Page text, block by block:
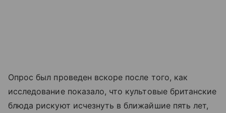
Опрос был проведен вскоре после того, как
исследование показало, что культовые британские
блюда рискуют исчезнуть в ближайшие пять лет,